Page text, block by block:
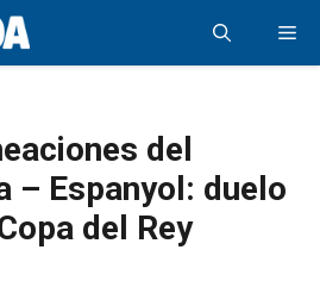
del
– Espanyol: duelo
del Rey